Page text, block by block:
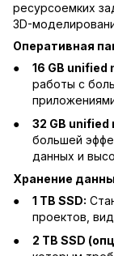
ресурсоемких
3D-
Оперативная
16 GB unified
работы с
32 GB unified
большей
данных и
Хранение
1 TB SSD:
проектов,
2 TB SSD